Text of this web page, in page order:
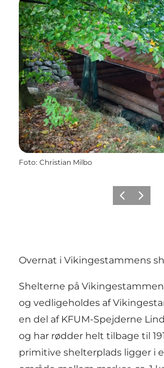
Foto: Christian Milbo
Forrige billede
Næste
Overnat i Vikingestammens
Shelterne på
og vedligeholdes af
en del af KFUM-Spejderne
og har rødder helt tilbage til
primitive shelterplads ligger i